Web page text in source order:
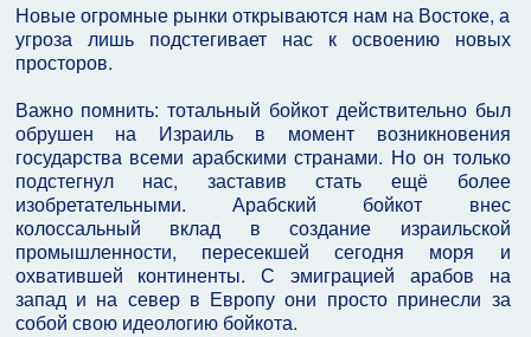
Новые огромные рынки открываются нам на Востоке, а
угроза лишь подстегивает нас к освоению новых
просторов.
Важно помнить: тотальный бойкот действительно был
обрушен на Израиль в момент возникновения
государства всеми арабскими странами. Но он только
подстегнул нас, заставив стать ещё более
изобретательными. Арабский бойкот внес
колоссальный вклад в создание израильской
промышленности, пересекшей сегодня моря и
охватившей континенты. С эмиграцией арабов на
запад и на север в Европу они просто принесли за
собой свою идеологию бойкота.